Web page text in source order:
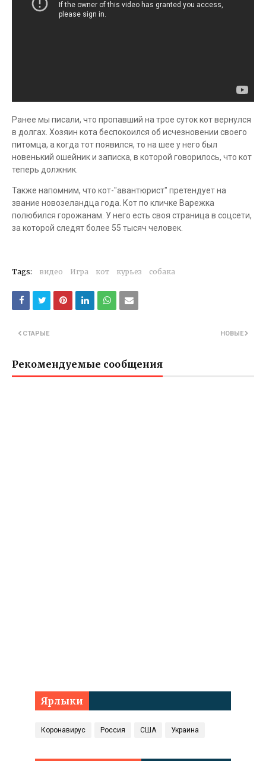
Ранее мы писали, что пропавший на трое суток кот вернулся
в долгах. Хозяин кота беспокоился об исчезновении своего
питомца, а когда тот появился, то на шее у него был
новенький ошейник и записка, в которой говорилось, что кот
теперь должник.
Также напомним, что кот-"авантюрист" претендует на
звание новозеландца года. Кот по кличке Варежка
полюбился горожанам. У него есть своя страница в соцсети,
за которой следят более 55 тысяч человек.
Tags: видео Игра кот курьез собака
НОВЫЕ
СТАРЫЕ
Рекомендуемые сообщения
Ярлыки
Коронавирус Россия США Украина